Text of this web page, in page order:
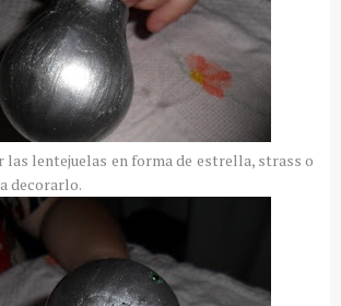
las lentejuelas en forma de estrella, strass o
decorarlo.